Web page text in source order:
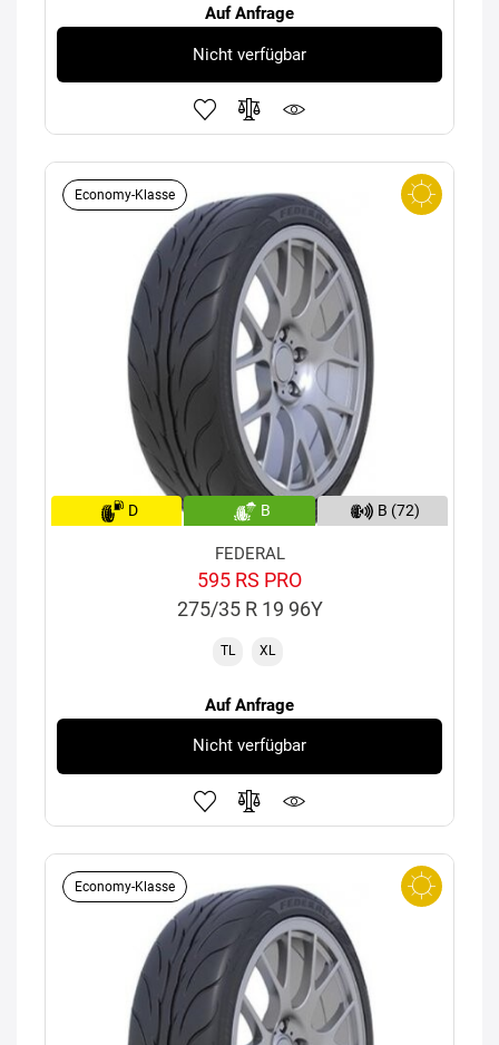
Auf Anfrage
Nicht verfügbar
Economy-Klasse
D B B (72)
FEDERAL
595 RS PRO
275/35 R 19 96Y
TL XL
Auf Anfrage
Nicht verfügbar
Economy-Klasse